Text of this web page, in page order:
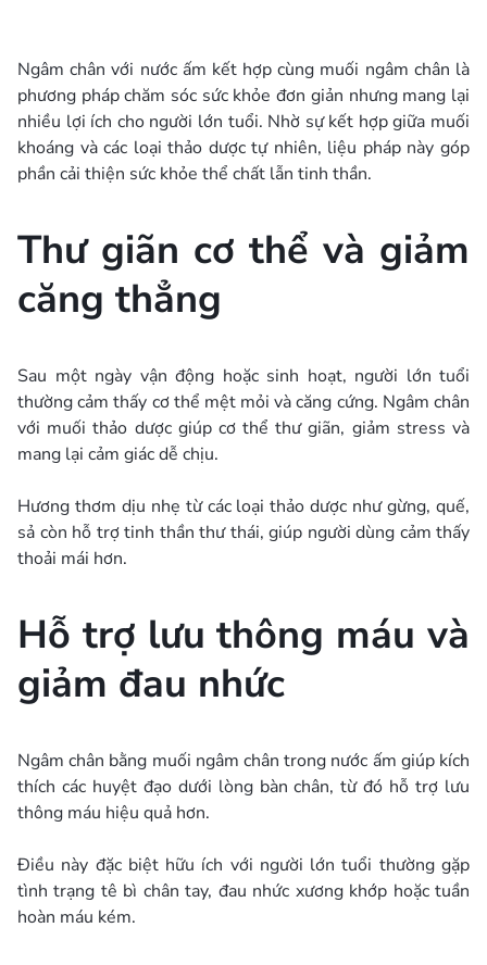
Ngâm chân với nước ấm kết hợp cùng muối ngâm chân là
phương pháp chăm sóc sức khỏe đơn giản nhưng mang lại
nhiều lợi ích cho người lớn tuổi. Nhờ sự kết hợp giữa muối
khoáng và các loại thảo dược tự nhiên, liệu pháp này góp
phần cải thiện sức khỏe thể chất lẫn tinh thần.
Thư giãn cơ thể và giảm
căng thẳng
Sau một ngày vận động hoặc sinh hoạt, người lớn tuổi
thường cảm thấy cơ thể mệt mỏi và căng cứng. Ngâm chân
với muối thảo dược giúp cơ thể thư giãn, giảm stress và
mang lại cảm giác dễ chịu.
Hương thơm dịu nhẹ từ các loại thảo dược như gừng, quế,
sả còn hỗ trợ tinh thần thư thái, giúp người dùng cảm thấy
thoải mái hơn.
Hỗ trợ lưu thông máu và
giảm đau nhức
Ngâm chân bằng muối ngâm chân trong nước ấm giúp kích
thích các huyệt đạo dưới lòng bàn chân, từ đó hỗ trợ lưu
thông máu hiệu quả hơn.
Điều này đặc biệt hữu ích với người lớn tuổi thường gặp
tình trạng tê bì chân tay, đau nhức xương khớp hoặc tuần
hoàn máu kém.